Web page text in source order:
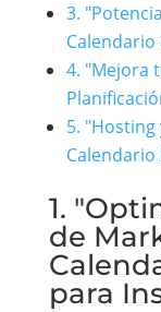
3.
4. "Mejora
5. "Hosting
1.
de
para